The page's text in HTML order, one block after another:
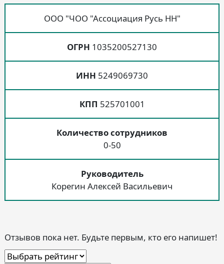
ООО "ЧОО "Ассоциация Русь НН"
ОГРН 1035200527130
ИНН 5249069730
КПП 525701001
Количество сотрудников
0-50
Руководитель
Корегин Алексей Васильевич
Отзывов пока нет. Будьте первым, кто его напишет!